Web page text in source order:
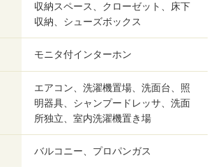
収納スペース、クローゼット、床下
収納、シューズボックス
モニタ付インターホン
エアコン、洗濯機置場、洗面台、照
明器具、シャンプードレッサ、洗面
所独立、室内洗濯機置き場
バルコニー、プロパンガス